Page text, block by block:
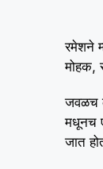
रमेशने
मोहक,
जवळच
मधूनच
जात